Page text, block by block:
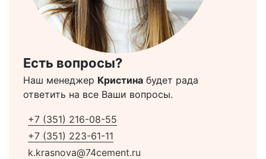
Есть вопросы?
Наш менеджер Кристина будет рада
ответить на все Ваши вопросы.
+7 (351) 216-08-55
+7 (351) 223-61-11
k.krasnova@74cement.ru